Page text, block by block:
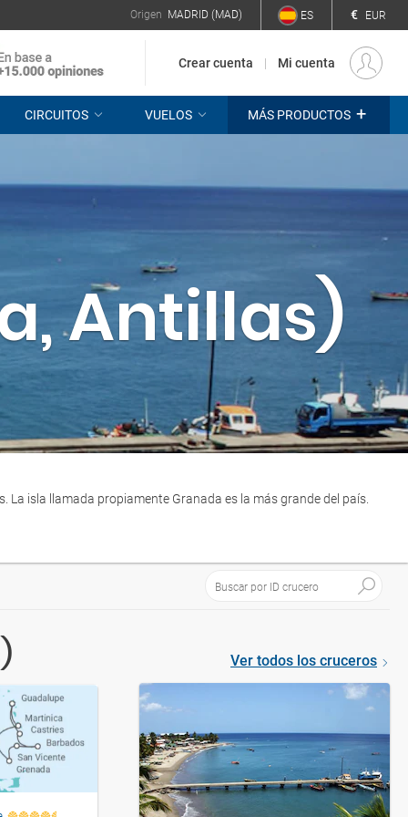
Origen MADRID (MAD) ES € EUR
Crear cuenta Mi cuenta
CIRCUITOS VUELOS MÁS PRODUCTOS +
Antillas)
La isla llamada propiamente Granada es la más grande del país.
Ver todos los cruceros